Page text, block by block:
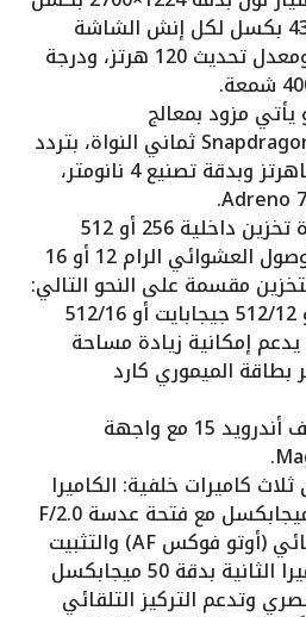
+FHD، مع كثافة 437 بكسل لكل إنش الشاشة
تدعم تقنية HDR، ومعدل تحديث 120 هرتز، ودرجة
300 برو يأتي مزود بمعالج
كوالكوم Snapdragon 8 Gen 3 ثماني النواة، بتردد
3.0 و2.95 و2.0 جيجاهرتز وبدقة تصنيع 4 نانومتر،
الهاتف يأتي بذاكرة تخزين داخلية 256 أو 512
جيجابايت وذاكرة الوصول العشوائي الرام 12 أو 16
مقسمة على النحو التالي:
256/12 جيجابايت أو 512/12 جيجابايت أو 512/16
يدعم إمكانية زيادة مساحة
بطاقة الميموري كارد
نظام تشغيل الهاتف أندرويد 15 مع واجهة
كاميرات خلفية: الكاميرا
الرئيسية بدقة 50 ميجابكسل مع فتحة عدسة F/2.0
وتدعم التركيز التلقائي (أوتو فوكس AF) والتثبيت
البصري (OIS) الكاميرا الثانية بدقة 50 ميجابكسل
وتدعم التركيز التلقائي